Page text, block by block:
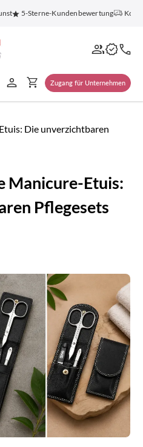
5-Sterne-Kundenbewertung
Zugang für Unternehmen
Die unverzichtbaren
Manicure-Etuis:
Pflegesets